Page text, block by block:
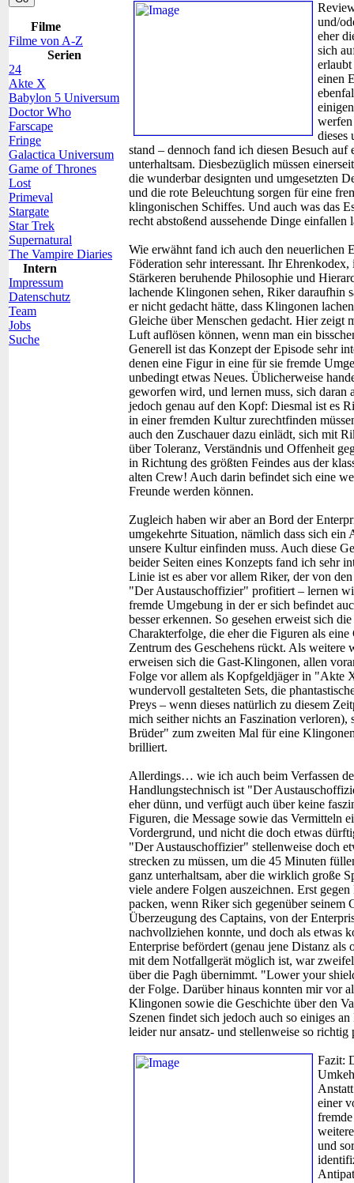
Filme
Filme von A-Z
Serien
24
Akte X
Babylon 5 Universum
Doctor Who
Farscape
Fringe
Galactica Universum
Game of Thrones
Lost
Primeval
Stargate
Star Trek
Supernatural
The Vampire Diaries
Intern
Impressum
Datenschutz
Team
Jobs
Suche
und/
eher
sich
einen
dieses
stand – dennoch fand ich diesen Besuch
unterhaltsam. Diesbezüglich müssen
die wunderbar designten und umgesetzten
und die rote Beleuchtung sorgen für eine
klingonischen Schiffes. Und auch was das
recht abstoßend aussehende Dinge einfallen
Wie erwähnt fand ich auch den neuerlichen
Föderation sehr interessant. Ihr
Stärkeren beruhende Philosophie und
lachende Klingonen sehen, Riker daraufhin
er nicht gedacht hätte, dass Klingonen
Gleiche über Menschen gedacht. Hier zeigt
Luft auflösen können, wenn man ein
Generell ist das Konzept der Episode sehr
denen eine Figur in eine für sie fremde
unbedingt etwas Neues. Üblicherweise
geworfen wird, und lernen muss, sich
jedoch genau auf den Kopf: Diesmal ist es
in einer fremden Kultur zurechtfinden
auch den Zuschauer dazu einlädt, sich mit
über Toleranz, Verständnis und Offenheit
in Richtung des größten Feindes aus der
alten Crew! Auch darin befindet sich eine
Freunde werden können.
Zugleich haben wir aber an Bord der
umgekehrte Situation, nämlich dass sich ein
unsere Kultur einfinden muss. Auch diese
beider Seiten eines Konzepts fand ich sehr
Linie ist es aber vor allem Riker, der von
"Der Austauschoffizier" profitiert – lernen
fremde Umgebung in der er sich befindet
besser erkennen. So gesehen erweist sich
Charakterfolge, die eher die Figuren als eine
Zentrum des Geschehens rückt. Als weitere
erweisen sich die Gast-Klingonen, allen
Folge vor allem als Kopfgeldjäger in "Akte
wundervoll gestalteten Sets, die
Preys – wenn dieses natürlich zu diesem
mich seither nichts an Faszination
Brüder" zum zweiten Mal für eine
brilliert.
Allerdings… wie ich auch beim Verfassen
Handlungstechnisch ist "Der
eher dünn, und verfügt auch über keine
Figuren, die Message sowie das Vermitteln
Vordergrund, und nicht die doch etwas
"Der Austauschoffizier" stellenweise doch
strecken zu müssen, um die 45 Minuten
ganz unterhaltsam, aber die wirklich große
viele andere Folgen auszeichnen. Erst
packen, wenn Riker sich gegenüber seinem
Überzeugung des Captains, von der
nachvollziehen konnte, und doch als etwas
Enterprise befördert (genau jene Distanz als
mit dem Notfallgerät möglich ist, war
über die Pagh übernimmt. "Lower your
der Folge. Darüber hinaus konnten mir vor
Klingonen sowie die Geschichte über den
Szenen findet sich jedoch auch so einiges
leider nur ansatz- und stellenweise so richtig
Fazit:
einer
und